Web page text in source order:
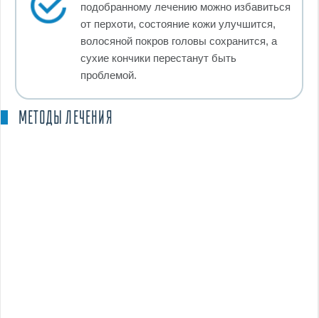
подобранному лечению можно избавиться
от перхоти, состояние кожи улучшится,
волосяной покров головы сохранится, а
сухие кончики перестанут быть
проблемой.
МЕТОДЫ ЛЕЧЕНИЯ